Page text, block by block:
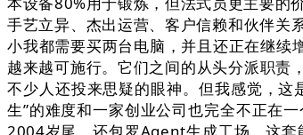
手艺立异、杰出运营、客户信赖和伙伴关
小我都需要买两台电脑，并且还正在继续
越来越可施行。它们之间的从头分派职责
不少人还投来思疑的眼神。但我感觉，这
生”的难度和一家创业公司也完全不正在